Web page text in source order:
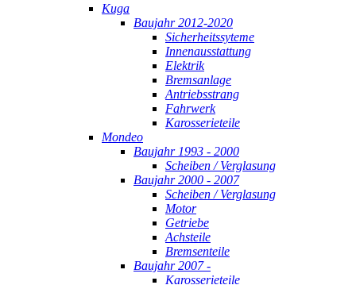
Kuga
Baujahr 2012-2020
Sicherheitssyteme
Innenausstattung
Elektrik
Bremsanlage
Antriebsstrang
Fahrwerk
Karosserieteile
Mondeo
Baujahr 1993 - 2000
Scheiben / Verglasung
Baujahr 2000 - 2007
Scheiben / Verglasung
Motor
Getriebe
Achsteile
Bremsenteile
Baujahr 2007 -
Karosserieteile